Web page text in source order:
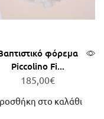
φόρεμα
Piccolino Fi...
185,00€
στο καλάθι